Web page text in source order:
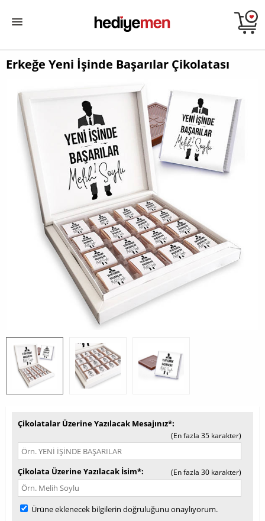
Erkeğe Yeni İşinde Başarılar Çikolatası
Çikolatalar Üzerine Yazılacak Mesajınız*
(En fazla 35 karakter)
Çikolata Üzerine Yazılacak İsim* (En fazla 30 karakter)
Ürüne eklenecek bilgilerin doğruluğunu onaylıyorum.